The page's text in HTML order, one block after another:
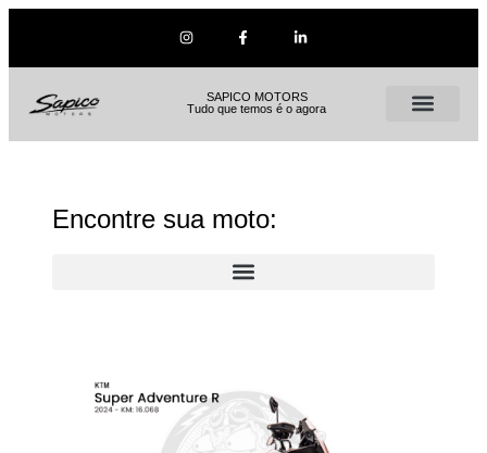
SAPICO MOTORS
Tudo que temos é o agora
Encontre sua moto: